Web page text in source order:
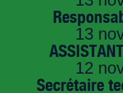
13
12
Secrétaire